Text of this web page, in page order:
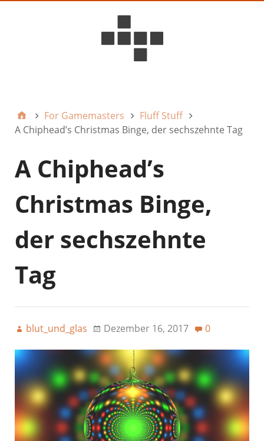
For Gamemasters
Fluff Stuff
A Chiphead’s Christmas Binge, der sechszehnte Tag
A Chiphead’s
Christmas Binge,
der sechszehnte
Tag
blut_und_glas Dezember 16, 2017 0